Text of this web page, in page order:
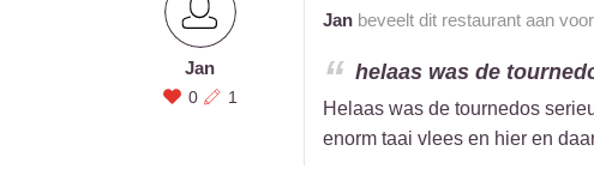
Jan
0 1
Janbeveelt dit restaurant aan
helaas was de
Helaas was de tournedos
enorm taai vlees en hier en